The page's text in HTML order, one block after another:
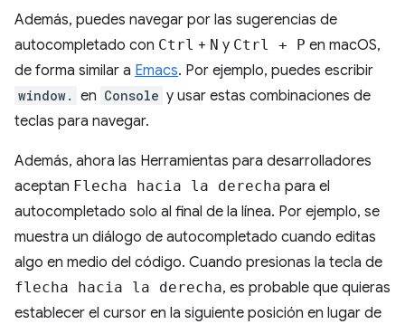
Además, puedes navegar por las sugerencias de
autocompletado con Ctrl + N y Ctrl + P en macOS,
de forma similar a Emacs. Por ejemplo, puedes escribir
window. en Console y usar estas combinaciones de
teclas para navegar.
Además, ahora las Herramientas para desarrolladores
aceptan Flecha hacia la derecha para el
autocompletado solo al final de la línea. Por ejemplo, se
muestra un diálogo de autocompletado cuando editas
algo en medio del código. Cuando presionas la tecla de
flecha hacia la derecha, es probable que quieras
establecer el cursor en la siguiente posición en lugar de